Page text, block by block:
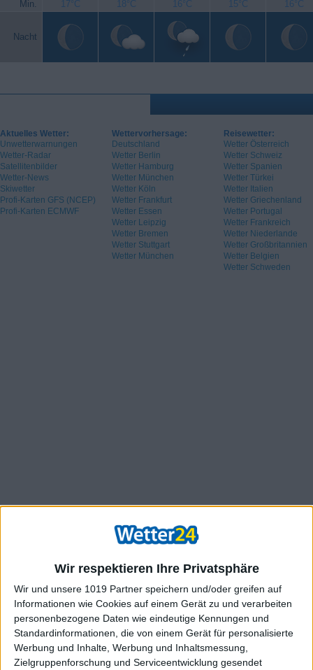
Wir respektieren Ihre Privatsphäre
Wir und unsere 1019 Partner speichern und/oder greifen auf
Informationen wie Cookies auf einem Gerät zu und verarbeiten
personenbezogene Daten wie eindeutige Kennungen und
Standardinformationen, die von einem Gerät für personalisierte
Werbung und Inhalte, Werbung und Inhaltsmessung,
Zielgruppenforschung und Serviceentwicklung gesendet
Min. 17°C 18°C 16°C 15°C 16°C
Nacht
Aktuelles Wetter:
Unwetterwarnungen
Wetter-Radar
Satellitenbilder
Wetter-News
Skiwetter
Profi-Karten GFS (NCEP)
Profi-Karten ECMWF
Wettervorhersage:
Deutschland
Wetter Berlin
Wetter Hamburg
Wetter München
Wetter Köln
Wetter Frankfurt
Wetter Essen
Wetter Leipzig
Wetter Bremen
Wetter Stuttgart
Wetter München
Reisewetter:
Wetter Österreich
Wetter Schweiz
Wetter Spanien
Wetter Türkei
Wetter Italien
Wetter Griechenland
Wetter Portugal
Wetter Frankreich
Wetter Niederlande
Wetter Großbritannien
Wetter Belgien
Wetter Schweden